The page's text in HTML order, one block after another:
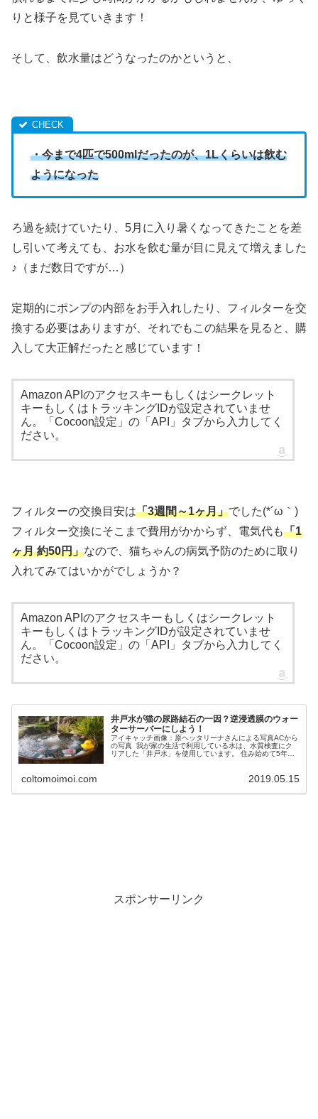
りと様子を見ていきます！
そして、飲水量はどうなったのかというと、
・今まで4匹で500mlだったのが、1Lくらいは飲む
ようになった
ろ過を続けていたり、5月に入り暑くなってきたことを差
し引いて考えても、お水を飲む量が目に見えて増えました
♪（まだ数日ですが…）
定期的にポンプの内部をお手入れしたり、フィルターを交
換する必要はありますが、それでもこの結果を見ると、購
入して大正解だったと感じています！
Amazon APIのアクセスキーもしくはシークレット
キーもしくはトラッキングIDが設定されていませ
ん。「Cocoon設定」の「API」タブから入力してく
ださい。
フィルターの交換目安は「3週間～1ヶ月」でした(*´ω｀)
フィルター交換にそこまで費用がかからず、電気代も「1
ヶ月 約50円」なので、猫ちゃんの病気予防のために取り
入れてみてはいかがでしょうか？
Amazon APIのアクセスキーもしくはシークレット
キーもしくはトラッキングIDが設定されていませ
ん。「Cocoon設定」の「API」タブから入力してく
ださい。
井戸水が猫の尿路結石の一因？逆浸透膜のウォー
ターサーバーにしよう！
アイキャッチ画像：原ヘッタリーナさんによる写真ACから
の写真 我が家の生活で利用している水は、水質検査にク
リアした「井戸水」を使用しています。 住み始めて5年以
coltomoimoi.com 2019.05.15
スポンサーリンク